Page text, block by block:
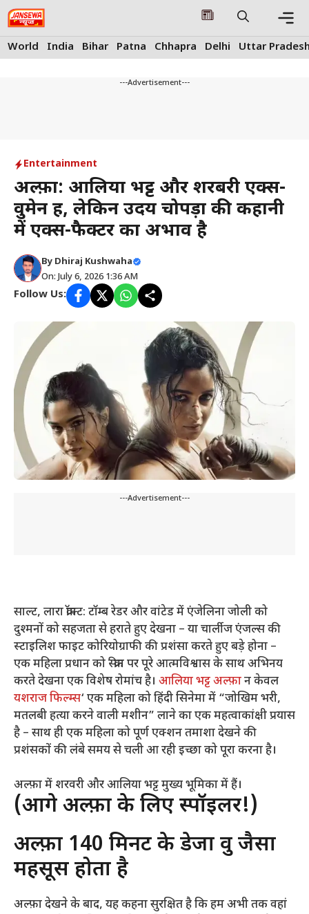
Skip
to
content
World India Bihar Patna Chhapra Delhi Uttar
---Advertisement---
Entertainment
अल्फ़ा: आलिया भट्ट और शरबरी एक्स-
वुमेन हैं, लेकिन उदय चोपड़ा की कहानी
में एक्स-फैक्टर का अभाव है
By Dhiraj Kushwaha
On: July 6, 2026 1:36 AM
Follow Us:
---Advertisement---
साल्ट, लारा क्रॉफ्ट: टॉम्ब रेडर और वांटेड में एंजेलिना जोली को
दुश्मनों को सहजता से हराते हुए देखना – या चार्लीज एंजल्स की
स्टाइलिश फाइट कोरियोग्राफी की प्रशंसा करते हुए बड़े होना –
एक महिला प्रधान को स्क्रीन पर पूरे आत्मविश्वास के साथ अभिनय
करते देखना एक विशेष रोमांच है। आलिया भट्टअल्फ़ान केवल
यशराज फिल्म्स‘ एक महिला को हिंदी सिनेमा में “जोखिम भरी,
मतलबी हत्या करने वाली मशीन” लाने का एक महत्वाकांक्षी प्रयास
है – साथ ही एक महिला को पूर्ण एक्शन तमाशा देखने की
प्रशंसकों की लंबे समय से चली आ रही इच्छा को पूरा करना है।
अल्फ़ा में शरवरी और आलिया भट्ट मुख्य भूमिका में हैं।
(आगे अल्फ़ा के लिए स्पॉइलर!)
अल्फ़ा 140 मिनट के डेजा वु जैसा
महसूस होता है
अल्फ़ा देखने के बाद, यह कहना सुरक्षित है कि हम अभी तक वहां